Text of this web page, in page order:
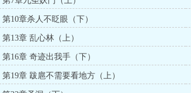
第10章杀人不眨眼（下）
第13章 乱心林（上）
第16章 奇迹出我手（下）
第19章 跋扈不需要看地方（上）